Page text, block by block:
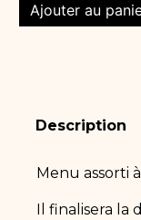
Ajouter au
Description
Menu assorti
Il finalisera la